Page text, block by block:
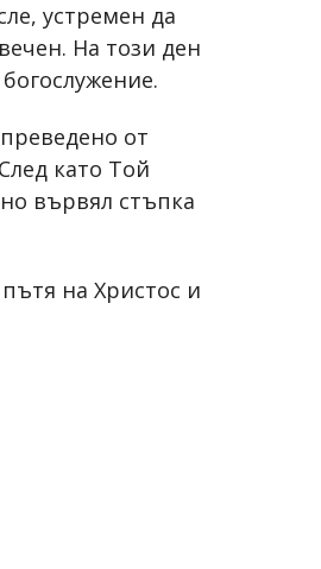
устремен да
На този ден
от
като Той
вървял стъпка
на Христос и